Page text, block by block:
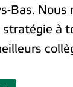
Bas.
à